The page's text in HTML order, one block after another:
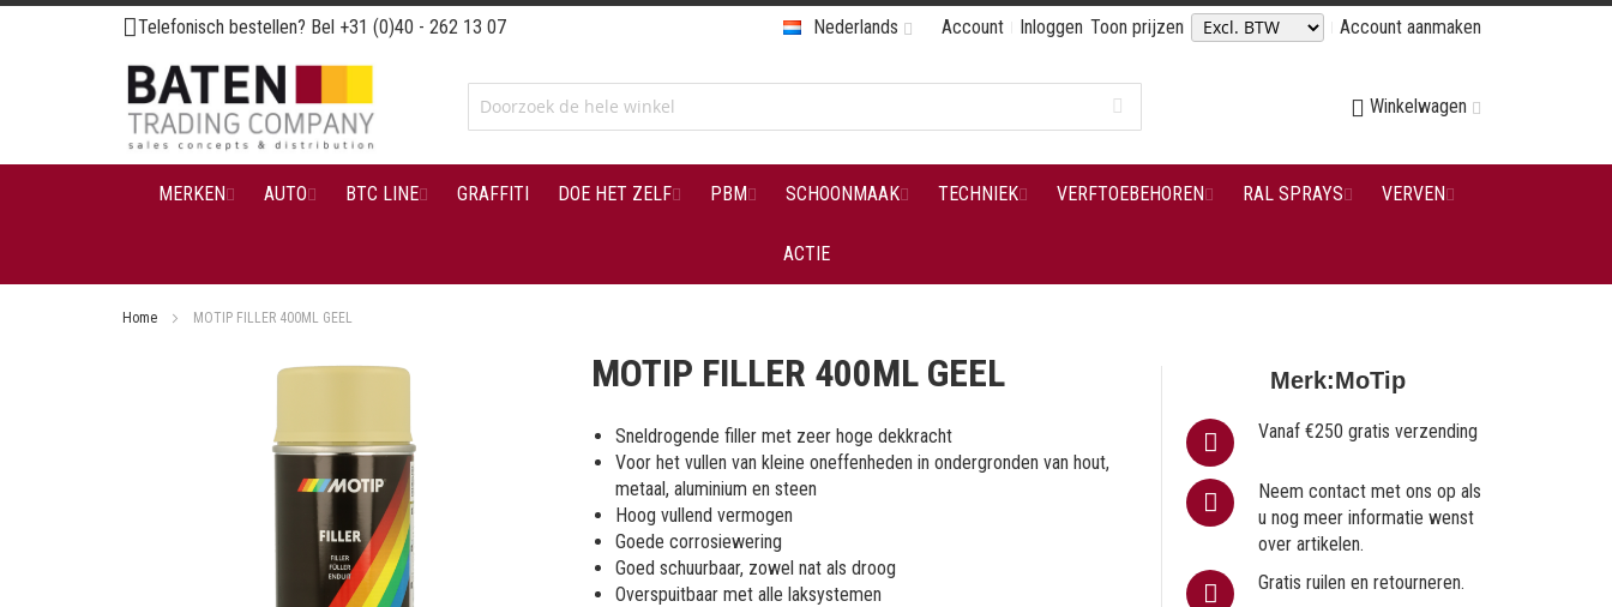
Ga
naar
de
inhoud
Telefonisch bestellen? Bel +31 (0)40 - 262 13 07 Account Inloggen Toon prijzen Account aanmaken
Nederlands
Winkelwagen
MERKEN AUTO BTC LINE GRAFFITI DOE HET ZELF PBM SCHOONMAAK TECHNIEK VERFTOEBEHOREN RAL SPRAYS VERVEN
ACTIE
Home MOTIP FILLER 400ML GEEL
MOTIP FILLER 400ML GEEL
Sneldrogende filler met zeer hoge dekkracht
Voor het vullen van kleine oneffenheden in ondergronden van hout,
metaal, aluminium en steen
Hoog vullend vermogen
Goede corrosiewering
Goed schuurbaar, zowel nat als droog
Overspuitbaar met alle laksystemen
Merk:MoTip
Vanaf €250 gratis verzending
Neem contact met ons op als
u nog meer informatie wenst
over artikelen.
Gratis ruilen en retourneren.